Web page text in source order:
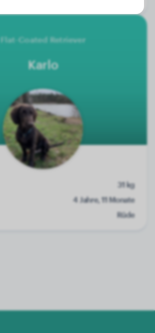
Flat-Coated Retriever
Karlo
31 kg
4 Jahre, 11 Monate
Rüde